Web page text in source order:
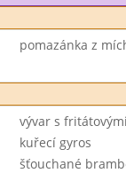
pomazánka z
vývar s
kuřecí gyros
šťouchané